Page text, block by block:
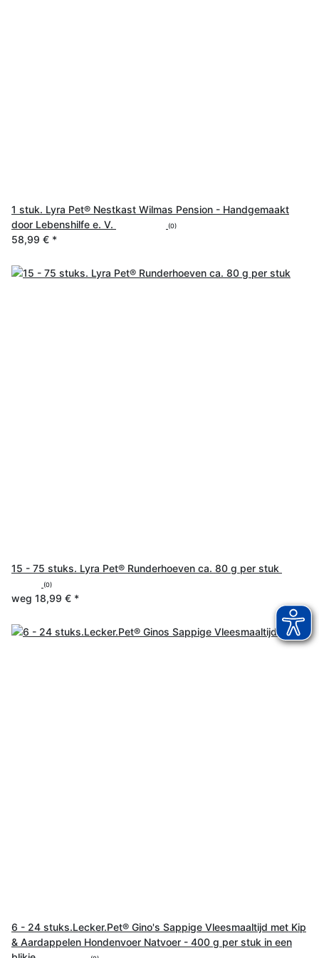
1 stuk. Lyra Pet® Nestkast Wilmas Pension - Handgemaakt
door Lebenshilfe e. V.
(0)
58,99 € *
15 - 75 stuks. Lyra Pet® Runderhoeven ca. 80 g per stuk
(0)
weg 18,99 € *
6 - 24 stuks.Lecker.Pet® Gino's Sappige Vleesmaaltijd met Kip
& Aardappelen Hondenvoer Natvoer - 400 g per stuk in een